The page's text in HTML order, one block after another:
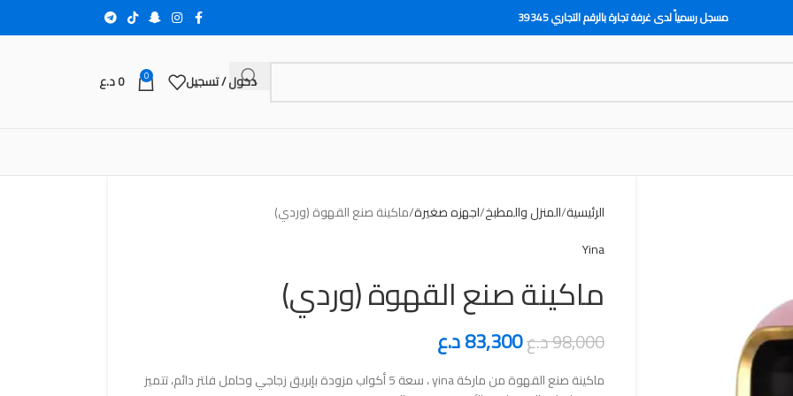
مسجل رسمياً لدى غرفة تجارة بالرقم التجاري 39345
دخول / تسجيل 0
0د.ع
الرئيسية المنزل والمطبخ اجهزه صغيرة ماكينة صنع القهوة (وردي)
Yina
ماكينة صنع القهوة (وردي)
98,000د.ع83,300د.ع
ماكينة صنع القهوة من ماركة yina ، سعة 5 أكواب مزودة بإبريق زجاجي وحامل فلتر دائم، تتميز